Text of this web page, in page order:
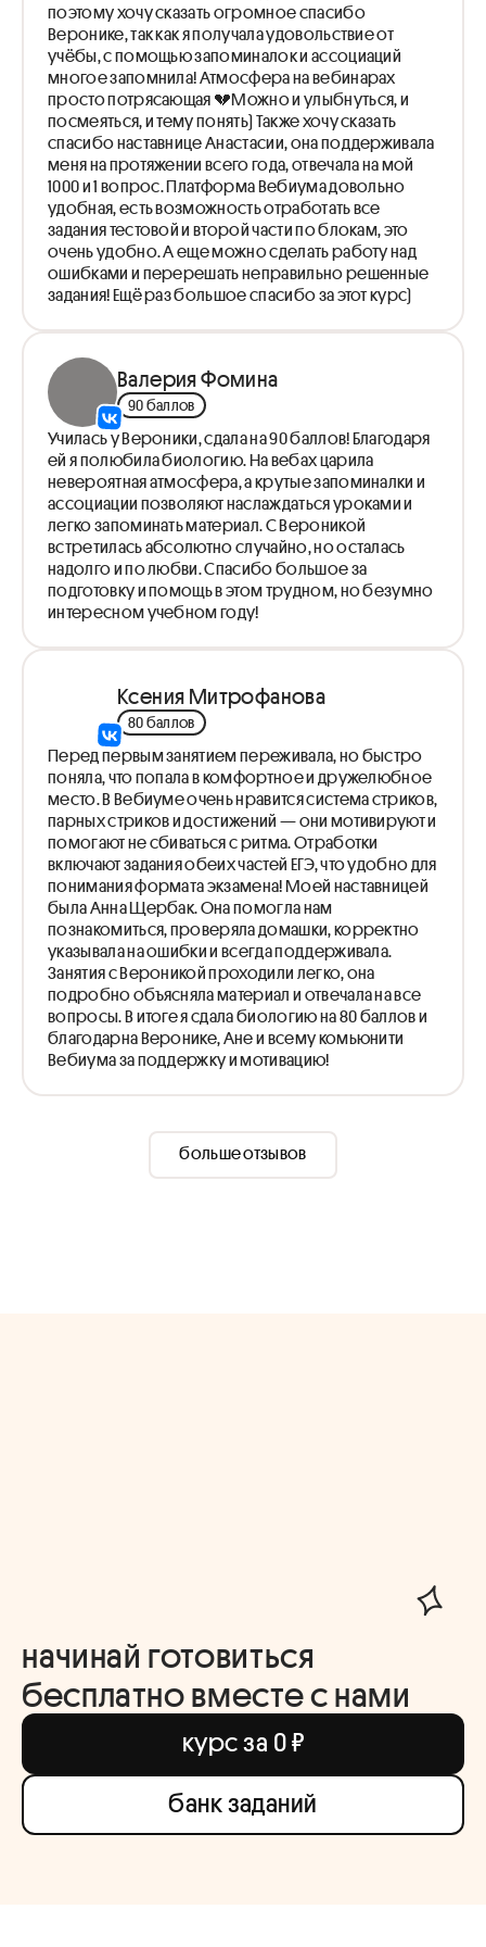
теории
Экология: факторы среды, биотические
взаимоотношения, адаптации и приспособления,
биосфера
Прокачка по экологии: решение задач + повторение
теории
Селекция и Биотехнология
Прокачка по экологии: решение задач + повторение
теории
поэтому хочу сказать огромное спасибо
Веронике, так как я получала удовольствие от
учёбы, с помощью запоминалок и ассоциаций
многое запомнила! Атмосфера на вебинарах
просто потрясающая 💔Можно и улыбнуться, и
посмеяться, и тему понять) Также хочу сказать
спасибо наставнице Анастасии, она поддерживала
меня на протяжении всего года, отвечала на мой
1000 и 1 вопрос. Платформа Вебиума довольно
удобная, есть возможность отработать все
задания тестовой и второй части по блокам, это
очень удобно. А еще можно сделать работу над
ошибками и перерешать неправильно решенные
задания! Ещё раз большое спасибо за этот курс)
Валерия Фомина
90 баллов
Училась у Вероники, сдала на 90 баллов! Благодаря
ей я полюбила биологию. На вебах царила
невероятная атмосфера, а крутые запоминалки и
ассоциации позволяют наслаждаться уроками и
легко запоминать материал. С Вероникой
встретилась абсолютно случайно, но осталась
надолго и по любви. Спасибо большое за
подготовку и помощь в этом трудном, но безумно
интересном учебном году!
Ксения Митрофанова
80 баллов
Перед первым занятием переживала, но быстро
поняла, что попала в комфортное и дружелюбное
место. В Вебиуме очень нравится система стриков,
парных стриков и достижений — они мотивируют и
помогают не сбиваться с ритма. Отработки
включают задания обеих частей ЕГЭ, что удобно для
понимания формата экзамена! Моей наставницей
была Анна Щербак. Она помогла нам
познакомиться, проверяла домашки, корректно
указывала на ошибки и всегда поддерживала.
Занятия с Вероникой проходили легко, она
подробно объясняла материал и отвечала на все
вопросы. В итоге я сдала биологию на 80 баллов и
благодарна Веронике, Ане и всему комьюнити
Вебиума за поддержку и мотивацию!
больше отзывов
начинай готовиться
бесплатно вместе с нами
курс за 0 ₽
банк заданий